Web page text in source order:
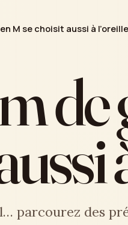
M se choisit aussi à l’oreille
de
parcourez des